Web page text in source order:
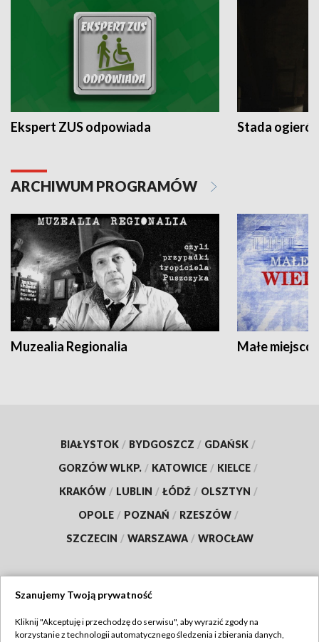
Ekspert ZUS odpowiada Stada
ARCHIWUM PROGRAMÓW
Muzealia Regionalia Małe
BIAŁYSTOK / BYDGOSZCZ / GDAŃSK /
GORZÓW WLKP. / KATOWICE / KIELCE /
KRAKÓW / LUBLIN / ŁÓDŹ / OLSZTYN /
OPOLE / POZNAŃ / RZESZÓW /
SZCZECIN / WARSZAWA / WROCŁAW
TVP
Szanujemy Twoją prywatność
Kliknij "Akceptuję i przechodzę do serwisu", aby wyrazić zgody na
korzystanie z technologii automatycznego śledzenia i zbierania danych,